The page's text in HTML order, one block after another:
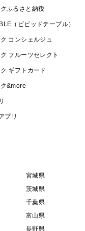
ふるさと納税
（ビビッドテーブル）
コンシェルジュ
フルーツセレクト
ギフトカード
&more
プリ
宮城県
茨城県
千葉県
富山県
長野県